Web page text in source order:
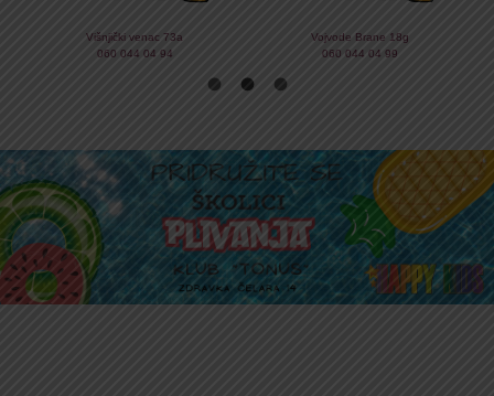
Višnjički venac 73a
060 044 04 94
Vojvode Brane 18g
060 044 04 99